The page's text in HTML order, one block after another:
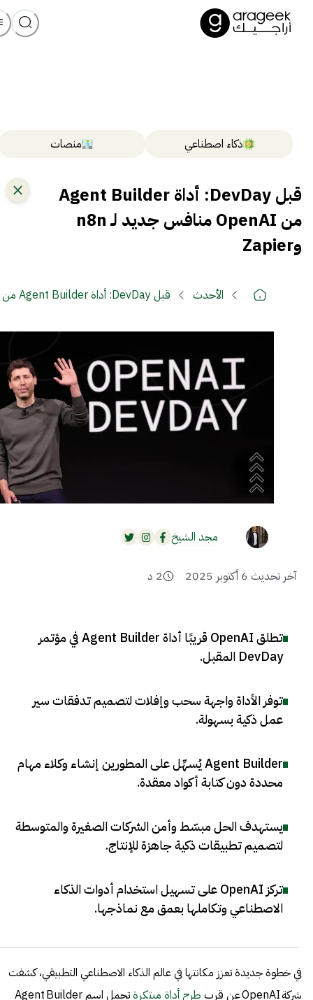
ذكاء اصطناعي منصات
قبل DevDay: أداة Agent Builder
من OpenAI منافس جديد لـ n8n
وZapier
الأحدث قبل DevDay: أداة Agent Builder من OpenAI منافس جديد لـ n8n وZapier
مجد الشيخ
آخر تحديث 6 أكتوبر 2025 2 د
تطلق OpenAI قريبًا أداة Agent Builder في مؤتمر
DevDay المقبل
.
توفر الأداة واجهة سحب وإفلات لتصميم تدفقات سير
عمل ذكية بسهولة.
Agent Builder يُسهِّل على المطورين إنشاء وكلاء مهام
محددة دون كتابة أكواد معقدة.
يستهدف الحل مبسّط وأمن الشركات الصغيرة والمتوسطة
لتصميم تطبيقات ذكية جاهزة للإنتاج.
تركز OpenAI على تسهيل استخدام أدوات الذكاء
الاصطناعي وتكاملها بعمق مع نماذجها.
في خطوة جديدة تعزز مكانتها في عالم الذكاء الاصطناعي التطبيقي، كشفت
شركة OpenAI عن قرب
طرح أداة مبتكرة
تحمل اسم Agent Builder